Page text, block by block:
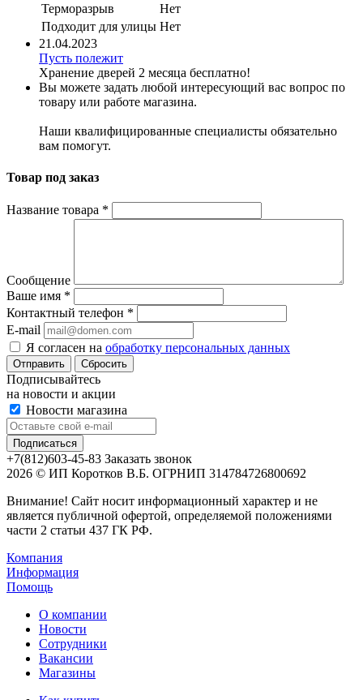
Терморазрыв
Нет
Подходит для улицы Нет
21.04.2023
Пусть полежит
Хранение дверей 2 месяца бесплатно!
Вы можете задать любой интересующий вас вопрос по
товару или работе магазина.
Наши квалифицированные специалисты обязательно
вам помогут.
Товар под заказ
Название товара *
Сообщение
Ваше имя *
Контактный телефон *
E-mail
Я согласен на обработку персональных данных
Сбросить
Подписывайтесь
на новости и акции
Новости магазина
+7(812)603-45-83 Заказать звонок
2026 © ИП Коротков В.Б. ОГРНИП 314784726800692
Внимание! Сайт носит информационный характер и не
является публичной офертой, определяемой положениями
части 2 статьи 437 ГК РФ.
Компания
Информация
Помощь
О компании
Новости
Сотрудники
Вакансии
Магазины